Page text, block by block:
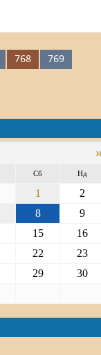
768 769
Сб Нд
1
2
8
9
15
16
22
23
29
30